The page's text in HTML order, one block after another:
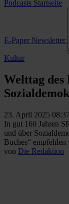
Podcasts Startseite
E-Paper Newsletter
Kultur
Welttag des
23. April 2025
In gut 160 Jahren
und über
Buches“
von Die Redaktion